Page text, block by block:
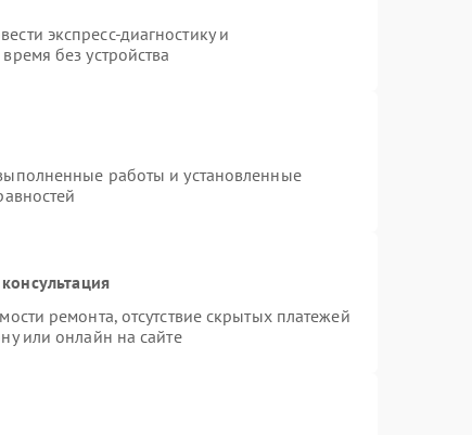
экспресс-диагностику и
без устройства
работы и установленные
ремонта, отсутствие скрытых платежей
или онлайн на сайте